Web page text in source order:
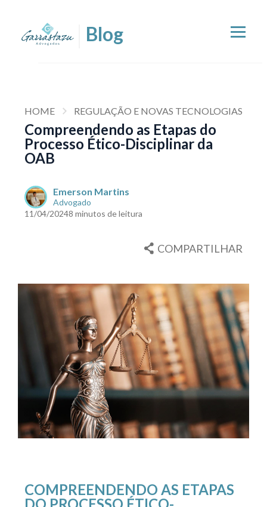
HOME REGULAÇÃO E NOVAS TECNOLOGIAS
Compreendendo as Etapas do
Processo Ético-Disciplinar da
OAB
Emerson Martins
Advogado
11/04/20248 minutos de leitura
COMPARTILHAR
COMPREENDENDO AS ETAPAS
DO PROCESSO ÉTICO-